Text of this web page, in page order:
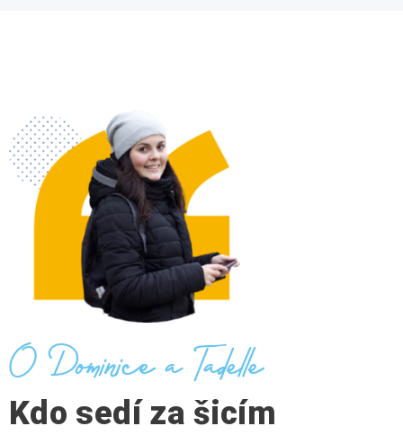
O Dominice a Tadelle
Kdo sedí za šicím